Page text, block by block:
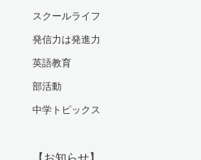
スクールライフ
発信力は発進力
英語教育
部活動
中学トピックス